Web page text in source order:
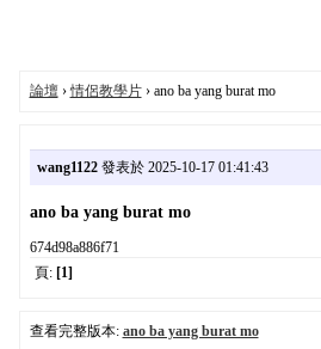
論壇›情侶教學片› ano ba yang burat mo
wang1122發表於 2025-10-17 01:41:43
ano ba yang burat mo
674d98a886f71
頁: [1]
查看完整版本: ano ba yang burat mo